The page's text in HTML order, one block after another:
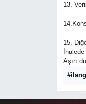
13.
15.
İhalede
Aşırı